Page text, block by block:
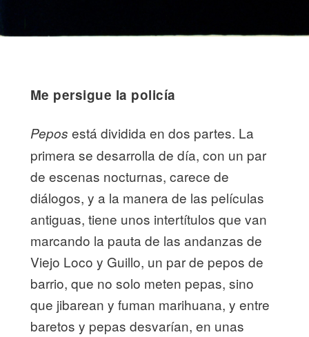
Me persigue la policía
Pepos está dividida en dos partes. La
primera se desarrolla de día, con un par
de escenas nocturnas, carece de
diálogos, y a la manera de las películas
antiguas, tiene unos intertítulos que van
marcando la pauta de las andanzas de
Viejo Loco y Guillo, un par de pepos de
barrio, que no solo meten pepas, sino
que jibarean y fuman marihuana, y entre
baretos y pepas desvarían, en unas